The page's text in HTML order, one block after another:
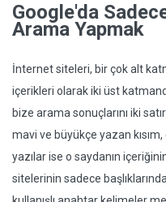
Google'da
Arama Yapmak
İnternet siteleri, bir çok alt
içerikleri olarak iki üst
bize arama sonuçlarını iki
mavi ve büyükçe yazan kısım,
yazılar ise o saydanın
sitelerinin sadece